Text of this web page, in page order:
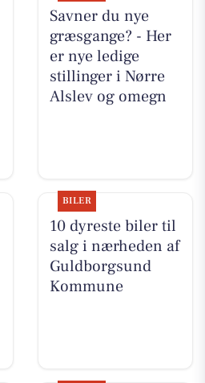
Savner du nye
græsgange? - Her
er nye ledige
stillinger i Nørre
Alslev og omegn
BILER
10 dyreste biler til
salg i nærheden af
Guldborgsund
Kommune